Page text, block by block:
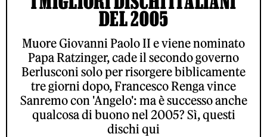
DEL 2005
Muore Giovanni Paolo II e viene nominato
Papa Ratzinger, cade il secondo governo
Berlusconi solo per risorgere biblicamente
tre giorni dopo, Francesco Renga vince
Sanremo con 'Angelo': ma è successo anche
qualcosa di buono nel 2005? Sì, questi
dischi qui